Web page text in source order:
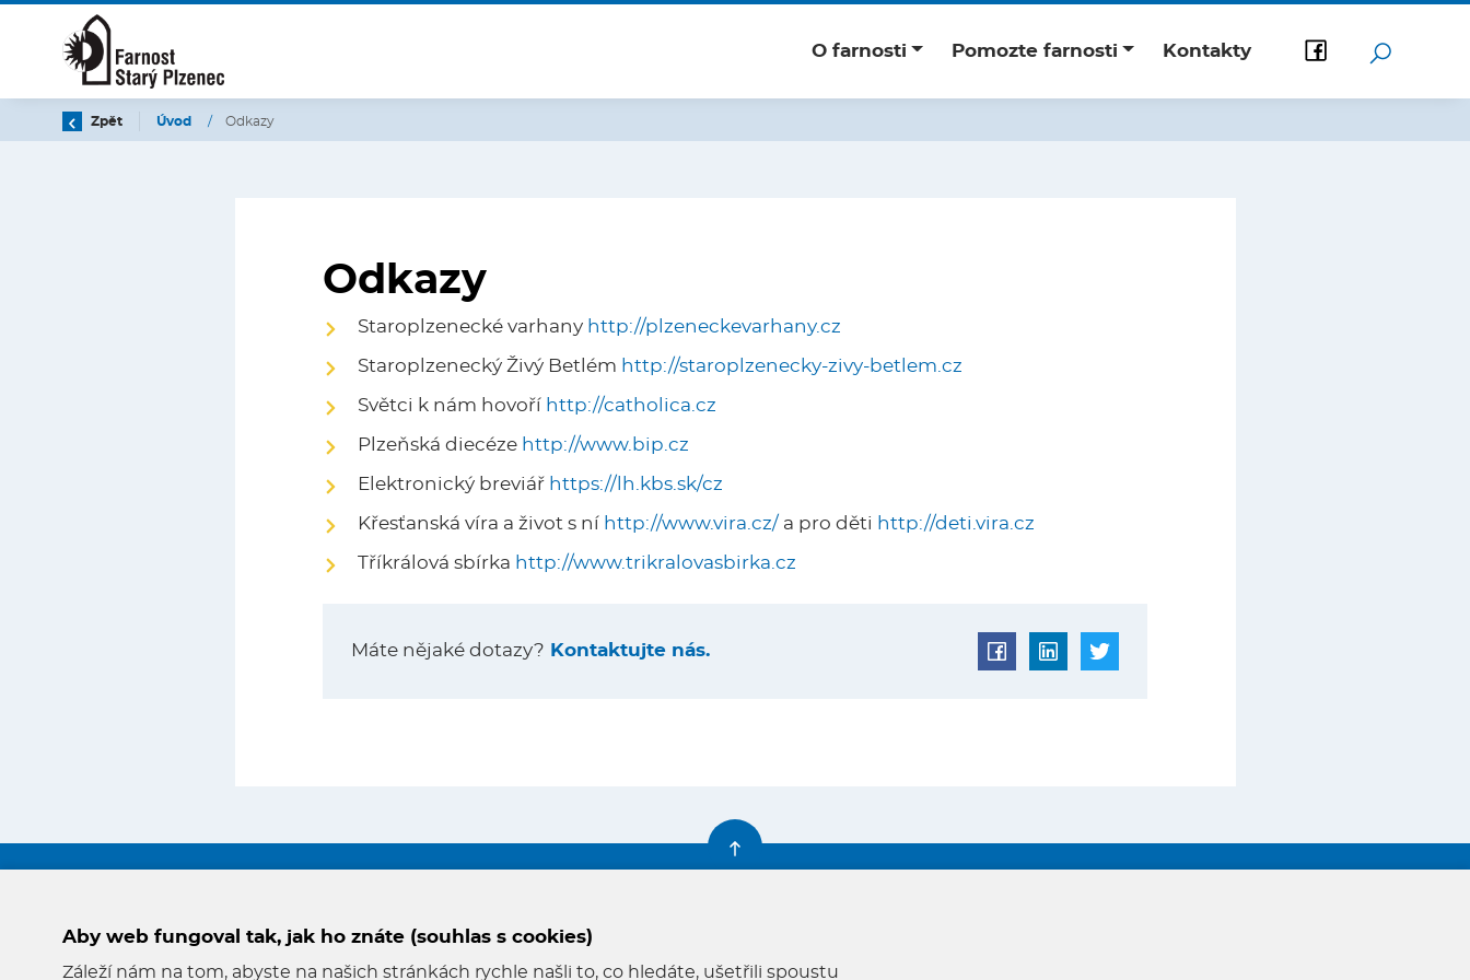
O farnosti Pomozte farnosti Kontakty
Zpět Úvod / Odkazy
Odkazy
Staroplzenecké varhany http://plzeneckevarhany.cz
Staroplzenecký Živý Betlém http://staroplzenecky-zivy-betlem.cz
Světci k nám hovoří http://catholica.cz
Plzeňská diecéze http://www.bip.cz
Elektronický breviář https://lh.kbs.sk/cz
Křesťanská víra a život s ní http://www.vira.cz/ a pro děti http://deti.vira.cz
Tříkrálová sbírka http://www.trikralovasbirka.cz
Máte nějaké dotazy? Kontaktujte nás.
Aby web fungoval tak, jak ho znáte (souhlas s cookies)
Záleží nám na tom, abyste na našich stránkách rychle našli to, co hledáte, ušetřili spoustu